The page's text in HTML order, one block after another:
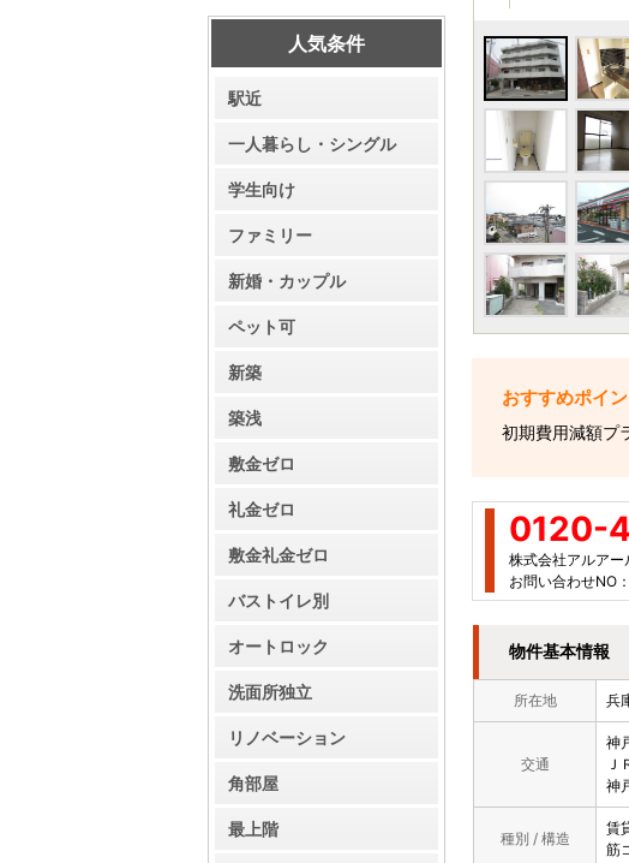
初期費用減額プ
0120-
株式会社アルア
お問い合わせNO
物件基本情報
所在地 兵
交通
神
神
種別 / 構造
賃
筋
人気条件
駅近
一人暮らし・シングル
学生向け
ファミリー
新婚・カップル
ペット可
新築
築浅
敷金ゼロ
礼金ゼロ
敷金礼金ゼロ
バストイレ別
オートロック
洗面所独立
リノベーション
角部屋
最上階